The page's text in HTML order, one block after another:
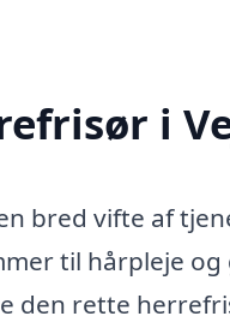
i
bred vifte af
til hårpleje
den rette